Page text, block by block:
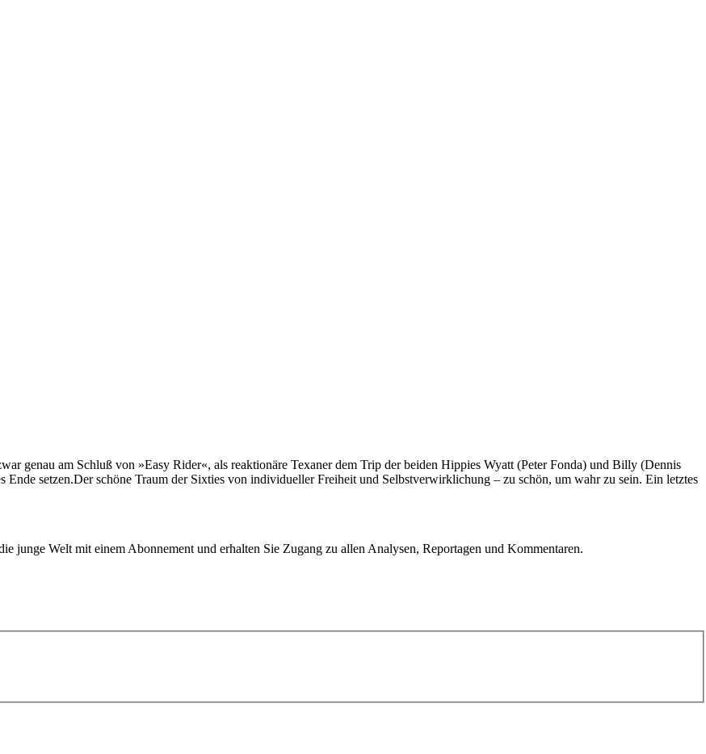
genau am Schluß von »Easy Rider«, als reaktionäre Texaner dem Trip der beiden Hippies Wyatt (Peter Fonda) und Billy (Dennis
setzen.Der schöne Traum der Sixties von individueller Freiheit und Selbstverwirklichung – zu schön, um wahr zu sein. Ein letztes
junge Welt mit einem Abonnement und erhalten Sie Zugang zu allen Analysen, Reportagen und Kommentaren.